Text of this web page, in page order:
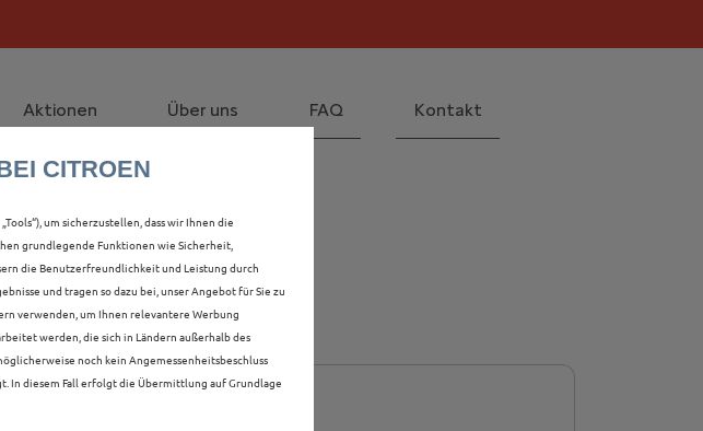
Aktionen Über uns FAQ Kontakt
AIRCROSS
CITROEN
um sicherzustellen, dass wir Ihnen die
grundlegende Funktionen wie Sicherheit,
die Benutzerfreundlichkeit und Leistung durch
und tragen so dazu bei, unser Angebot für Sie zu
verwenden, um Ihnen relevantere Werbung
werden, die sich in Ländern außerhalb des
noch kein Angemessenheitsbeschluss
In diesem Fall erfolgt die Übermittlung auf Grundlage